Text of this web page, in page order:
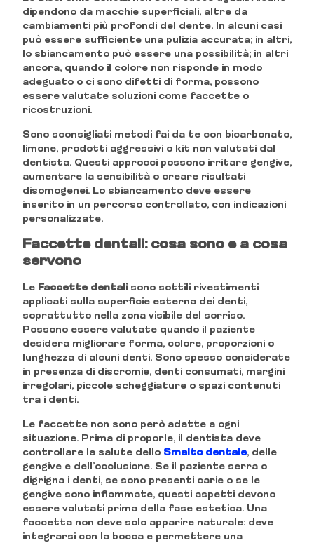
dipendono da macchie superficiali, altre da
cambiamenti più profondi del dente. In alcuni casi
può essere sufficiente una pulizia accurata; in altri,
lo sbiancamento può essere una possibilità; in altri
ancora, quando il colore non risponde in modo
adeguato o ci sono difetti di forma, possono
essere valutate soluzioni come faccette o
ricostruzioni.
Sono sconsigliati metodi fai da te con bicarbonato,
limone, prodotti aggressivi o kit non valutati dal
dentista. Questi approcci possono irritare gengive,
aumentare la sensibilità o creare risultati
disomogenei. Lo sbiancamento deve essere
inserito in un percorso controllato, con indicazioni
personalizzate.
Faccette dentali: cosa sono e a cosa
servono
Le Faccette dentalisono sottili rivestimenti
applicati sulla superficie esterna dei denti,
soprattutto nella zona visibile del sorriso.
Possono essere valutate quando il paziente
desidera migliorare forma, colore, proporzioni o
lunghezza di alcuni denti. Sono spesso considerate
in presenza di discromie, denti consumati, margini
irregolari, piccole scheggiature o spazi contenuti
tra i denti.
Le faccette non sono però adatte a ogni
situazione. Prima di proporle, il dentista deve
controllare la salute dello Smalto dentale, delle
gengive e dell’occlusione. Se il paziente serra o
digrigna i denti, se sono presenti carie o se le
gengive sono infiammate, questi aspetti devono
essere valutati prima della fase estetica. Una
faccetta non deve solo apparire naturale: deve
integrarsi con la bocca e permettere una